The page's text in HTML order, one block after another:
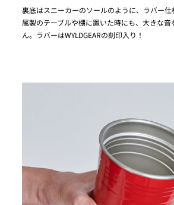
裏底はスニーカーのソールのように、ラバー
属製のテーブルや棚に置いた時にも、大きな
ん。ラバーはWYLDGEARの刻印入り！